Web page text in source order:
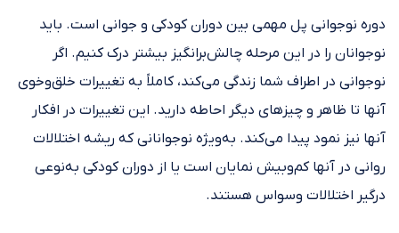
دوره نوجوانی پل مهمی بین دوران کودکی و جوانی است. باید
نوجوانان را در این مرحله چالش‌برانگیز بیشتر درک کنیم. اگر
نوجوانی در اطراف شما زندگی می‌کند، کاملاً به تغییرات خلق‌وخوی
آنها تا ظاهر و چیز‌های دیگر احاطه دارید. این تغییرات در افکار
آنها نیز نمود پیدا می‌کند. به‌ویژه نوجوانانی که ریشه اختلالات
روانی در آنها کم‌وبیش نمایان است یا از دوران کودکی به‌نوعی
درگیر اختلالات وسواس هستند.